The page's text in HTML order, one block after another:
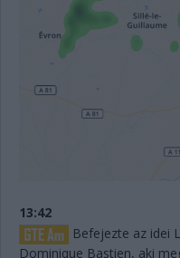
13:42
Befejezte az idei
Dominique Bastien, aki